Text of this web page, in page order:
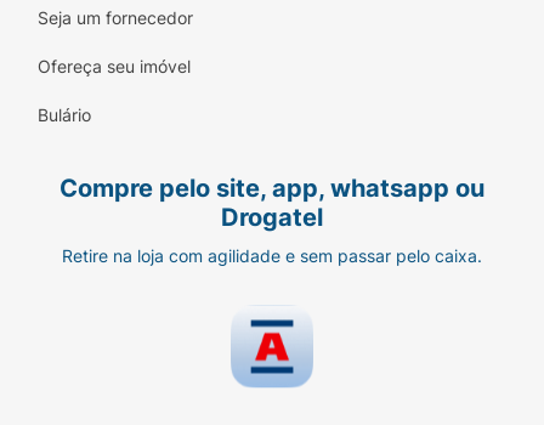
Seja um fornecedor
Ofereça seu imóvel
Bulário
Compre pelo site, app, whatsapp ou
Drogatel
Retire na loja com agilidade e sem passar pelo caixa.